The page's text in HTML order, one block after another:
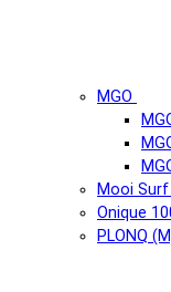
MGO
Mooi
Onique
PLONQ